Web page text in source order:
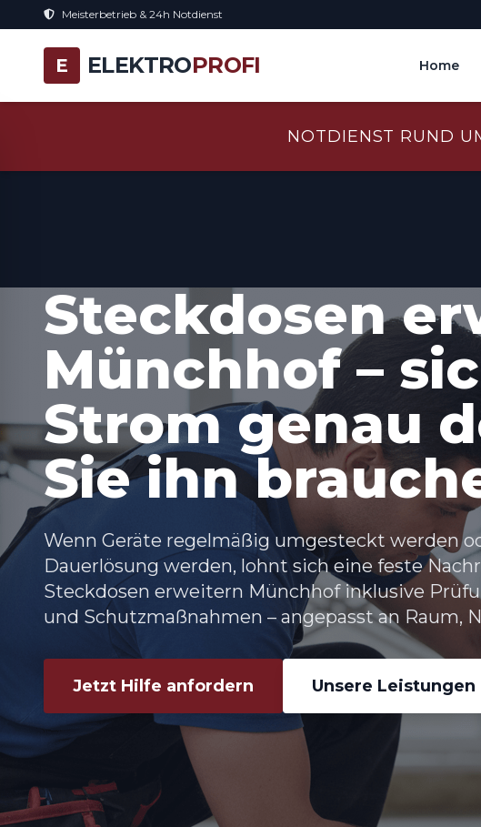
Meisterbetrieb & 24h Notdienst
E ELEKTROPROFI Home
NOTDIENST RUND
Steckdosen
Münchhof –
Strom genau
Sie ihn
Wenn Geräte regelmäßig umgesteckt werden
Dauerlösung werden, lohnt sich eine feste
Steckdosen erweitern Münchhofinklusive
und Schutzmaßnahmen – angepasst an Raum,
Jetzt Hilfe anfordern Unsere Leistungen